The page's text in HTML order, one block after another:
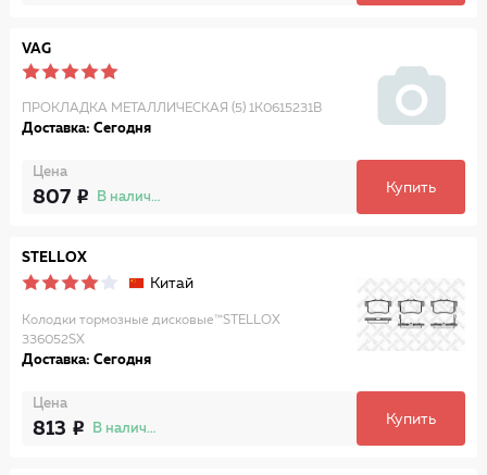
VAG
ПРОКЛАДКА МЕТАЛЛИЧЕСКАЯ (5) 1K0615231B
Доставка: Сегодня
Цена
807 В наличии
Купить
STELLOX
Китай
Колодки тормозные дисковые™STELLOX
336052SX
Доставка: Сегодня
Цена
813 В наличии
Купить